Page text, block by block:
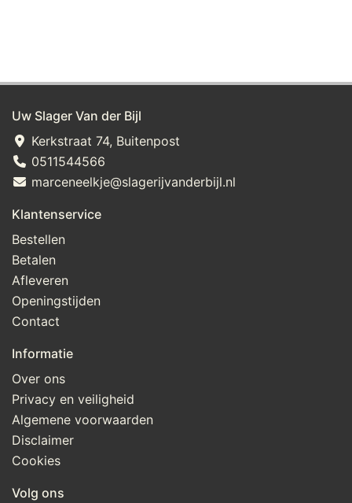
Uw Slager Van der Bijl
Kerkstraat 74, Buitenpost
0511544566
marceneelkje@slagerijvanderbijl.nl
Klantenservice
Bestellen
Betalen
Afleveren
Openingstijden
Contact
Informatie
Over ons
Privacy en veiligheid
Algemene voorwaarden
Disclaimer
Cookies
Volg ons